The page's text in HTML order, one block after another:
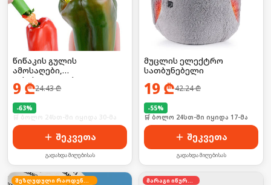
წიწაკის გულის
ამოსაღები,
გასასუფთავებელი
9 ₾24.43₾
-63%
🛒 ბოლო 24სთ-ში იყიდა 30-მა
შეკვეთა
გადახდა მიღებისას
მუცლის ელექტრო
სათბუნებელი
19 ₾42.24₾
-55%
🛒 ბოლო 24სთ-ში იყიდა 17-მა
შეკვეთა
გადახდა მიღებისას
შეზღუდული რაოდენობა მარაგი იწურება